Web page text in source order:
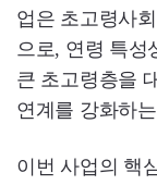
업은 초고령사
으로, 연령 특성
큰 초고령층을
연계를 강화하
이번 사업의 핵